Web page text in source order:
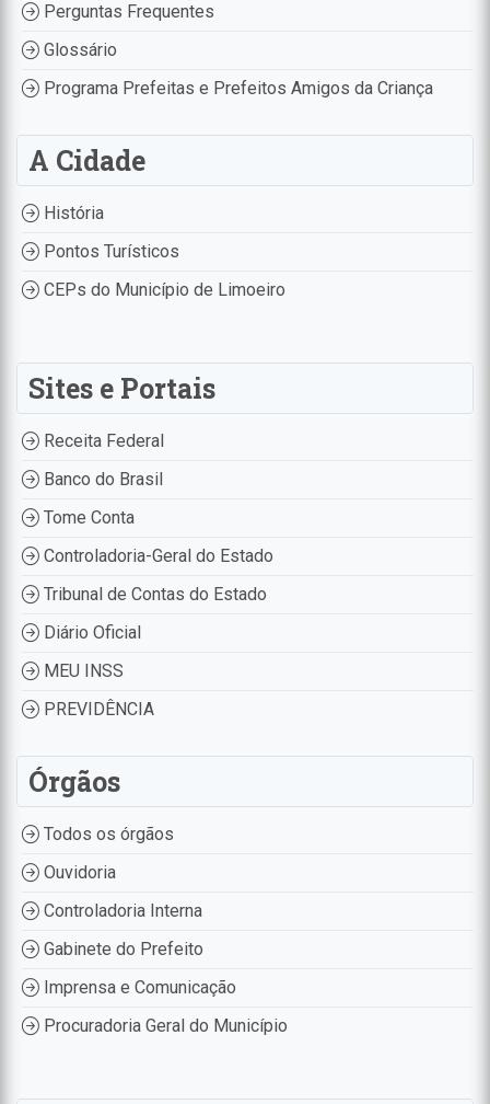
Perguntas Frequentes
Glossário
Programa Prefeitas e Prefeitos Amigos da Criança
A Cidade
História
Pontos Turísticos
CEPs do Município de Limoeiro
Sites e Portais
Receita Federal
Banco do Brasil
Tome Conta
Controladoria-Geral do Estado
Tribunal de Contas do Estado
Diário Oficial
MEU INSS
PREVIDÊNCIA
Órgãos
Todos os órgãos
Ouvidoria
Controladoria Interna
Gabinete do Prefeito
Imprensa e Comunicação
Procuradoria Geral do Município